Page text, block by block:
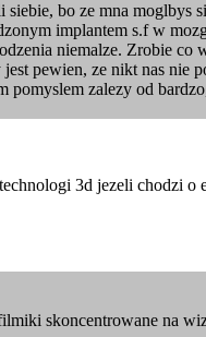
bo ze mna moglbys
implantem s.f w
niemalze. Zrobie
pewien, ze nikt nas nie
zalezy od
3d jezeli chodzi o
skoncentrowane na